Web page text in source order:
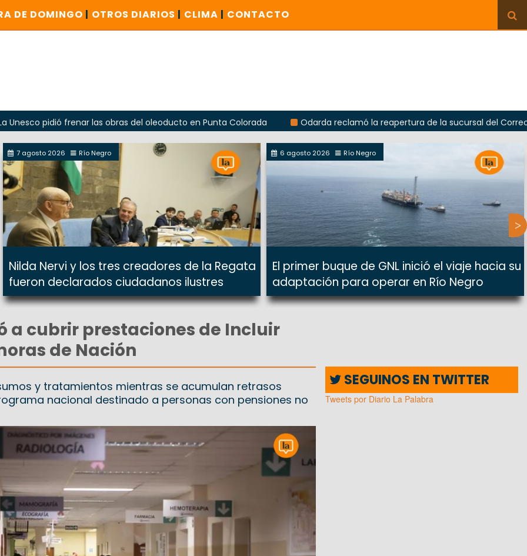
DE DOMINGO | OTROS DIARIOS | CLIMA | CONTACTO
frenar las obras del oleoducto en Punta Colorada
Odarda reclamó la reapertura de la sucursal del Correo Argentino
7 agosto 2026 Río Negro
Nilda Nervi y los tres creadores de la Regata
fueron declarados ciudadanos ilustres
6 agosto 2026 Río Negro
El primer buque de GNL inició el viaje hacia su
adaptación para operar en Río Negro
a cubrir prestaciones de Incluir
de Nación
y tratamientos mientras se acumulan retrasos
nacional destinado a personas con pensiones no
SEGUINOS EN TWITTER
Tweets por Diario La Palabra